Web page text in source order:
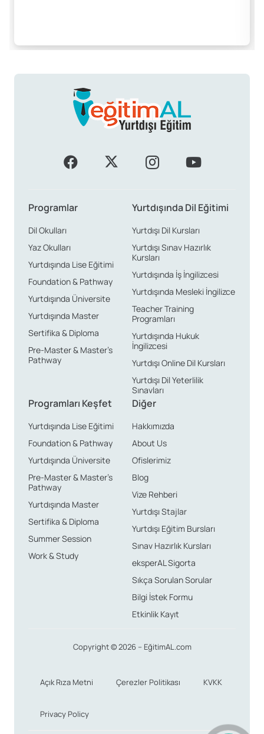
Programlar
Dil Okulları
Yaz Okulları
Yurtdışında Lise Eğitimi
Foundation & Pathway
Yurtdışında Üniversite
Yurtdışında Master
Sertifika & Diploma
Pre-Master & Master’s
Pathway
Yurtdışında Dil Eğitimi
Yurtdışı Dil Kursları
Yurtdışı Sınav Hazırlık
Kursları
Yurtdışında İş İngilizcesi
Yurtdışında Mesleki İngilizce
Teacher Training
Programları
Yurtdışında Hukuk
İngilizcesi
Yurtdışı Online Dil Kursları
Yurtdışı Dil Yeterlilik
Sınavları
Programları Keşfet
Yurtdışında Lise Eğitimi
Foundation & Pathway
Yurtdışında Üniversite
Pre-Master & Master’s
Pathway
Yurtdışında Master
Sertifika & Diploma
Summer Session
Work & Study
Diğer
Hakkımızda
About Us
Ofislerimiz
Blog
Vize Rehberi
Yurtdışı Stajlar
Yurtdışı Eğitim Bursları
Sınav Hazırlık Kursları
eksperAL Sigorta
Sıkça Sorulan Sorular
Bilgi İstek Formu
Etkinlik Kayıt
Copyright © 2026 – EğitimAL.com
Açık Rıza Metni Çerezler Politikası KVKK
Privacy Policy